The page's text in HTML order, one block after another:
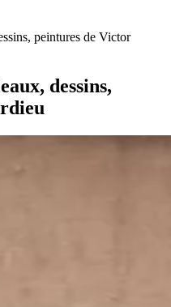
peintures de Victor
dessins,